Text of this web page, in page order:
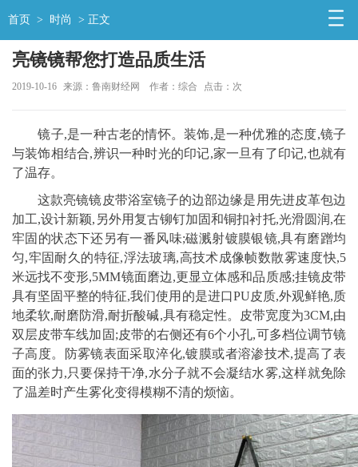
首页 > 时尚 > 正文
亮镜镜帮您打造品质生活
2019-10-16 来源：鲁南财经网 作者：综合 点击： 次
镜子,是一种古老的情怀。装饰,是一种优雅的态度,镜子
与装饰相结合,辨识一种时光的印记,家一旦有了印记,也就有
了温存。
这款亮镜镜皮带浴室镜子的边部边缘是用先进皮革包边
加工,设计新颖,另外用复古铆钉加固和铜扣衬托,光滑圆润,在
牢固的状态下还另有一番风味;磁溅射镀膜银镜,具有磨蹭均
匀,牢固耐久的特征,浮法玻璃,高技术成像帧数散雾速度快,5
米远找不变形,5MM镜面磨边,更显立体感和品质感;挂镜皮带
具有坚固平整的特征,我们使用的是进口PU皮质,外观鲜艳,质
地柔软,耐磨防滑,耐折酸碱,具有稳定性。皮带宽度为3CM,由
双层皮带车线加固;皮带的右侧还有6个小孔,可多档位调节镜
子高度。防雾镜表面采取淬化,镀膜或者溶渗技术,提高了表
面的张力,只要保持干净,水分子就不会凝结水雾,这样就免除
了温差时产生雾化变得模糊不清的烦恼。